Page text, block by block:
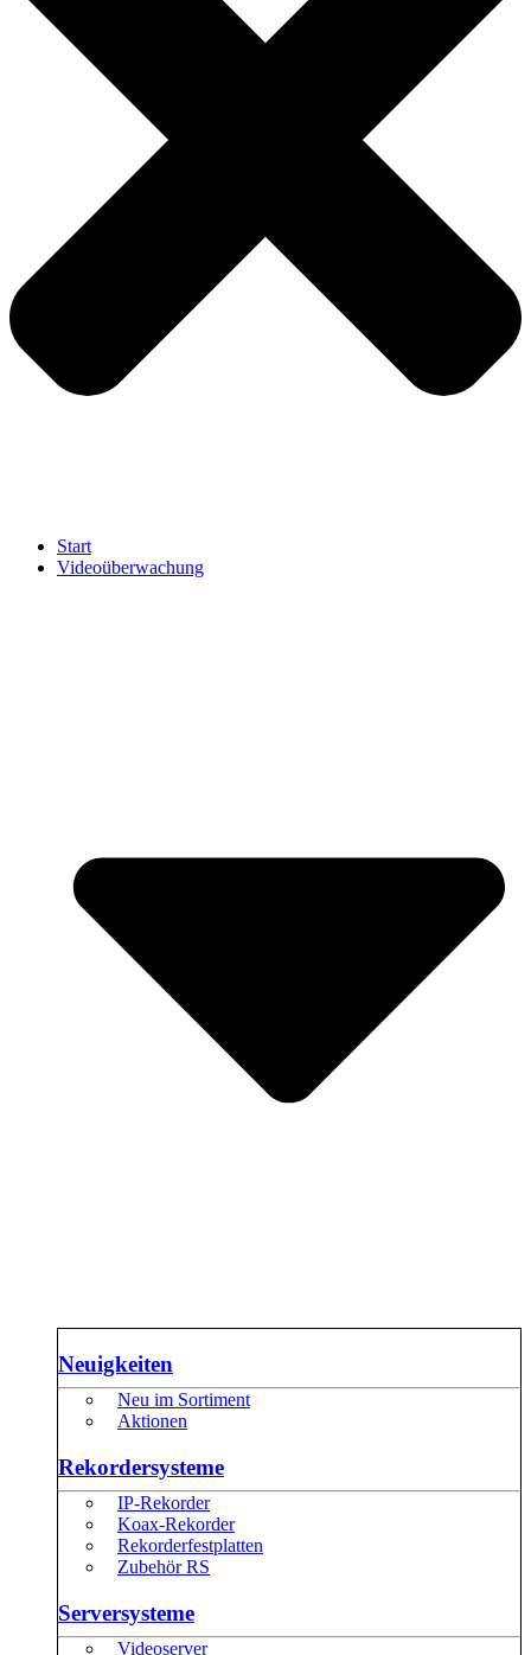
Start
Videoüberwachung
Neuigkeiten
Neu im Sortiment
Aktionen
Rekordersysteme
IP-Rekorder
Koax-Rekorder
Rekorderfestplatten
Zubehör RS
Serversysteme
Videoserver